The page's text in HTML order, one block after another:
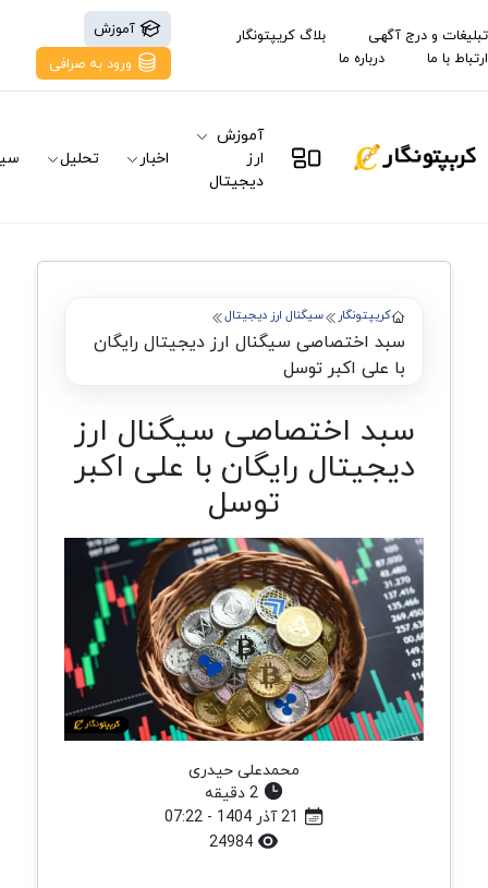
تبلیغات و درج آگهی
بلاگ کریپتونگار
ارتباط با ما
درباره ما
آموزش
ورود به صرافی
آموزش
ارز
دیجیتال
اخبار تحلیل
کریپتونگار سیگنال ارز دیجیتال
سبد اختصاصی سیگنال ارز دیجیتال رایگان
با علی اکبر توسل
سبد اختصاصی سیگنال ارز
دیجیتال رایگان با علی اکبر
توسل
محمدعلی حیدری
2 دقیقه